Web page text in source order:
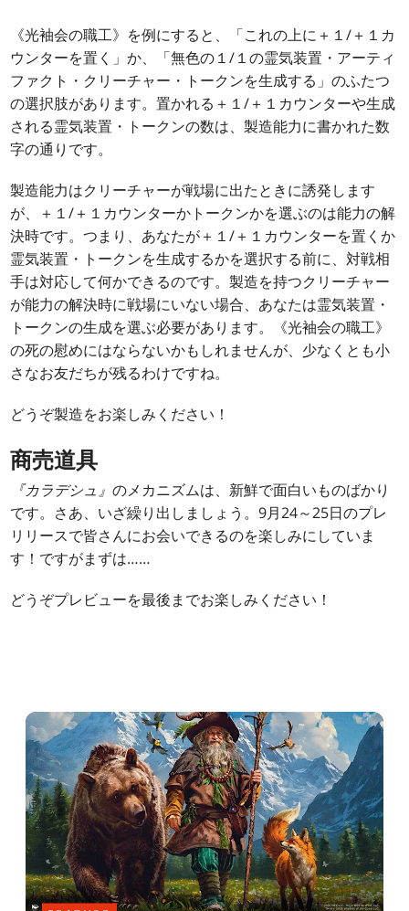
《光袖会の職工》を例にすると、「これの上に＋１/＋１カ
ウンターを置く」か、「無色の１/１の霊気装置・アーティ
ファクト・クリーチャー・トークンを生成する」のふたつ
の選択肢があります。置かれる＋１/＋１カウンターや生成
される霊気装置・トークンの数は、製造能力に書かれた数
字の通りです。
製造能力はクリーチャーが戦場に出たときに誘発します
が、＋１/＋１カウンターかトークンかを選ぶのは能力の解
決時です。つまり、あなたが＋１/＋１カウンターを置くか
霊気装置・トークンを生成するかを選択する前に、対戦相
手は対応して何かできるのです。製造を持つクリーチャー
が能力の解決時に戦場にいない場合、あなたは霊気装置・
トークンの生成を選ぶ必要があります。《光袖会の職工》
の死の慰めにはならないかもしれませんが、少なくとも小
さなお友だちが残るわけですね。
どうぞ製造をお楽しみください！
商売道具
『カラデシュ』のメカニズムは、新鮮で面白いものばかり
です。さあ、いざ繰り出しましょう。9月24～25日のプレ
リリースで皆さんにお会いできるのを楽しみにしていま
す！ですがまずは……
どうぞプレビューを最後までお楽しみください！